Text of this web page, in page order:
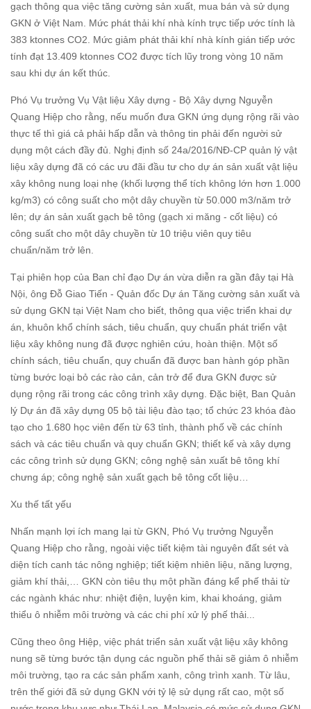
gạch thông qua việc tăng cường sản xuất, mua bán và sử dụng
GKN ở Việt Nam. Mức phát thải khí nhà kính trực tiếp ước tính là
383 ktonnes CO2. Mức giảm phát thải khí nhà kính gián tiếp ước
tính đạt 13.409 ktonnes CO2 được tích lũy trong vòng 10 năm
sau khi dự án kết thúc.
Phó Vụ trưởng Vụ Vật liệu Xây dựng - Bộ Xây dựng Nguyễn
Quang Hiệp cho rằng, nếu muốn đưa GKN ứng dụng rộng rãi vào
thực tế thì giá cả phải hấp dẫn và thông tin phải đến người sử
dụng một cách đầy đủ. Nghị định số 24a/2016/NĐ-CP quản lý vật
liệu xây dựng đã có các ưu đãi đầu tư cho dự án sản xuất vật liệu
xây không nung loại nhẹ (khối lượng thể tích không lớn hơn 1.000
kg/m3) có công suất cho một dây chuyền từ 50.000 m3/năm trở
lên; dự án sản xuất gạch bê tông (gạch xi măng - cốt liệu) có
công suất cho một dây chuyền từ 10 triệu viên quy tiêu
chuẩn/năm trở lên.
Tại phiên họp của Ban chỉ đạo Dự án vừa diễn ra gần đây tại Hà
Nội, ông Đỗ Giao Tiến - Quản đốc Dự án Tăng cường sản xuất và
sử dụng GKN tại Việt Nam cho biết, thông qua việc triển khai dự
án, khuôn khổ chính sách, tiêu chuẩn, quy chuẩn phát triển vật
liệu xây không nung đã được nghiên cứu, hoàn thiện. Một số
chính sách, tiêu chuẩn, quy chuẩn đã được ban hành góp phần
từng bước loại bỏ các rào cản, cản trở để đưa GKN được sử
dụng rộng rãi trong các công trình xây dựng. Đặc biệt, Ban Quản
lý Dự án đã xây dựng 05 bộ tài liệu đào tạo; tổ chức 23 khóa đào
tạo cho 1.680 học viên đến từ 63 tỉnh, thành phố về các chính
sách và các tiêu chuẩn và quy chuẩn GKN; thiết kế và xây dựng
các công trình sử dụng GKN; công nghệ sản xuất bê tông khí
chưng áp; công nghệ sản xuất gạch bê tông cốt liệu…
Xu thế tất yếu
Nhấn mạnh lợi ích mang lại từ GKN, Phó Vụ trưởng Nguyễn
Quang Hiệp cho rằng, ngoài việc tiết kiệm tài nguyên đất sét và
diện tích canh tác nông nghiệp; tiết kiệm nhiên liệu, năng lượng,
giảm khí thải,… GKN còn tiêu thụ một phần đáng kể phế thải từ
các ngành khác như: nhiệt điện, luyện kim, khai khoáng, giảm
thiểu ô nhiễm môi trường và các chi phí xử lý phế thải...
Cũng theo ông Hiệp, việc phát triển sản xuất vật liệu xây không
nung sẽ từng bước tận dụng các nguồn phế thải sẽ giảm ô nhiễm
môi trường, tạo ra các sản phẩm xanh, công trình xanh. Từ lâu,
trên thế giới đã sử dụng GKN với tỷ lệ sử dụng rất cao, một số